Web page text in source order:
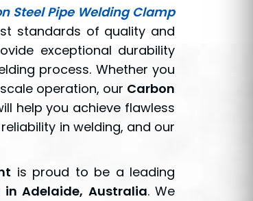
Steel Pipe Welding Clamp
standards of quality and
exceptional durability
process. Whether you
operation, our Carbon
help you achieve flawless
in welding, and our
is proud to be a leading
in Adelaide, Australia. We